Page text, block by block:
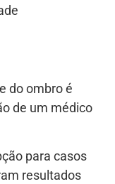
do ombro é
de um médico
para casos
resultados